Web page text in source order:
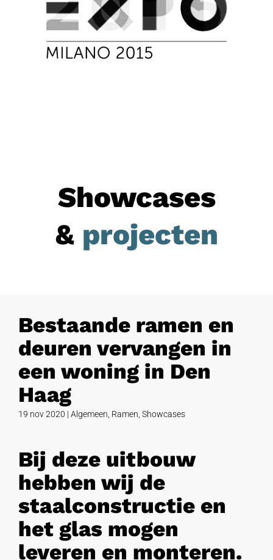
Showcases
& projecten
Bestaande ramen en
deuren vervangen in
een woning in Den
Haag
19 nov 2020 | Algemeen Ramen Showcases
Bij deze uitbouw
hebben wij de
staalconstructie en
het glas mogen
leveren en monteren.